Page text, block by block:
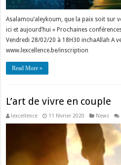
Asalamou’aleykoum, que la paix soit sur
ici et aujourd’hui » Prochaines
Vendredi 28/02/20 à 18H30 inchaAllah A
www.lexcellence.be/inscription
Read More »
L’art de vivre en couple
lexcellence 11 février 2020 News